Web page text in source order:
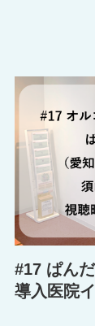
#17 ぱん
導入医院